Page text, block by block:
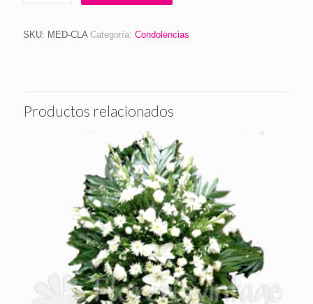
SKU: MED-CLA Categoría: Condolencias
Productos relacionados